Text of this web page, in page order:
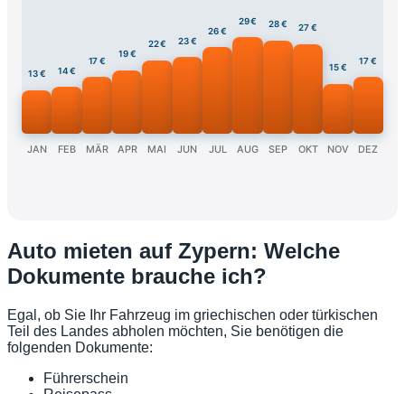
13 €
JAN
14 €
FEB
17 €
MÄR
19 €
APR
22 €
MAI
23 €
JUN
26 €
JUL
29 €
AUG
28 €
SEP
27 €
OKT
15 €
NOV
17 €
DEZ
Auto mieten auf Zypern: Welche
Dokumente brauche ich?
Egal, ob Sie Ihr Fahrzeug im griechischen oder türkischen
Teil des Landes abholen möchten, Sie benötigen die
folgenden Dokumente:
Führerschein